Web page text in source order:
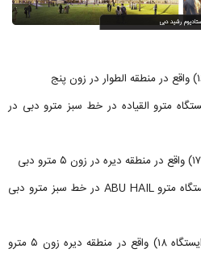
مترو القیاده در خط سبز مترو دبی در
مکان گردشگری مهمی در حوالی ایستگاه مترو ABU HAIL در خط سبز مترو دبی
- ایستگاه مترو ابوبکر الصدیق (کد ایستگاه ۱۸) واقع در منطقه دیره زون ۵ مترو